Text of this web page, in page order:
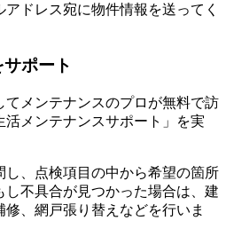
ドレス宛に物件情報を送ってく
ポート
てメンテナンスのプロが無料で訪
活メンテナンスサポート」を実
し、点検項目の中から希望の箇所
し不具合が見つかった場合は、建
、網戸張り替えなどを行いま